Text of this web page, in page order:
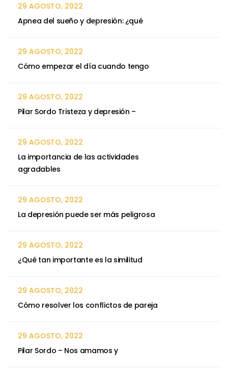
29 AGOSTO, 2022
Apnea del sueño y depresión: ¿qué
29 AGOSTO, 2022
Cómo empezar el día cuando tengo
29 AGOSTO, 2022
Pilar Sordo Tristeza y depresión –
29 AGOSTO, 2022
La importancia de las actividades
agradables
29 AGOSTO, 2022
La depresión puede ser más peligrosa
29 AGOSTO, 2022
¿Qué tan importante es la similitud
29 AGOSTO, 2022
Cómo resolver los conflictos de pareja
29 AGOSTO, 2022
Pilar Sordo – Nos amamos y